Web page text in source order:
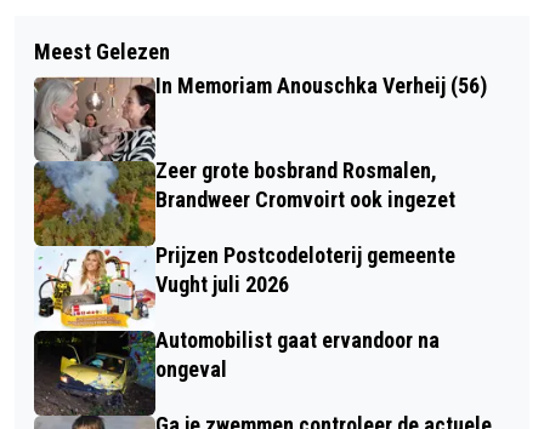
NPO RADIO 2-DJ'S HEBBEN STEMBUS
VOOR TOP 2000 GEOPEND
PETS PLACE BOERENBOND-WINKEL IN
BOXTEL SAMENGEVOEGD MET VUGHT
Meest Gelezen
In Memoriam Anouschka Verheij (56)
Zeer grote bosbrand Rosmalen,
Brandweer Cromvoirt ook ingezet
Prijzen Postcodeloterij gemeente
Vught juli 2026
Automobilist gaat ervandoor na
ongeval